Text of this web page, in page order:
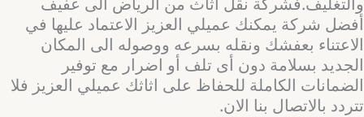
أفضل شركة يمكنك عميلي العزيز الاعتماد عليها في
الاعتناء بعفشك ونقله بسرعه ووصوله الى المكان
الجديد بسلامة دون أى تلف أو اضرار مع توفير
الضمانات الكاملة للحفاظ على اثاثك عميلي العزيز فلا
تتردد بالاتصال بنا الان.